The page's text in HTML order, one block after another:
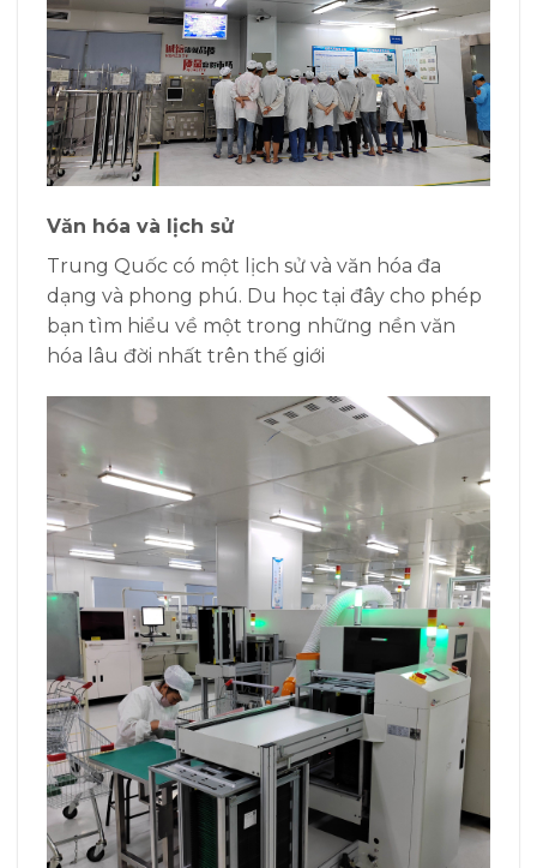
Văn hóa và lịch sử
Trung Quốc có một lịch sử và văn hóa đa
dạng và phong phú. Du học tại đây cho phép
bạn tìm hiểu về một trong những nền văn
hóa lâu đời nhất trên thế giới